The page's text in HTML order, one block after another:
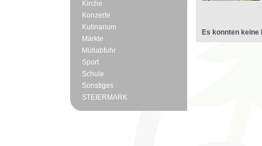
Kirche
Konzerte
Kulinarium
Märkte
Müllabfuhr
Sport
Schule
Sonstiges
STEIERMARK
Es konnten keine